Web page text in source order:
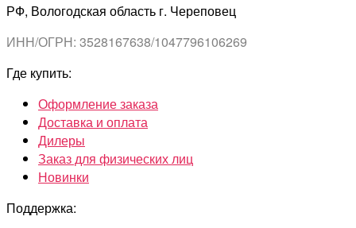
РФ, Вологодская область г. Череповец
ИНН/ОГРН: 3528167638/1047796106269
Где купить:
Оформление заказа
Доставка и оплата
Дилеры
Заказ для физических лиц
Новинки
Поддержка: